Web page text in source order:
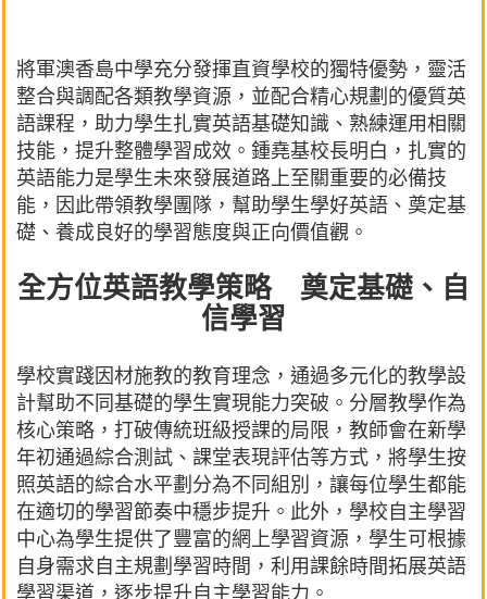
將軍澳香島中學充分發揮直資學校的獨特優勢，靈活
整合與調配各類教學資源，並配合精心規劃的優質英
語課程，助力學生扎實英語基礎知識、熟練運用相關
技能，提升整體學習成效。鍾堯基校長明白，扎實的
英語能力是學生未來發展道路上至關重要的必備技
能，因此帶領教學團隊，幫助學生學好英語、奠定基
礎、養成良好的學習態度與正向價值觀。
全方位英語教學策略 奠定基礎、自
信學習
學校實踐因材施教的教育理念，通過多元化的教學設
計幫助不同基礎的學生實現能力突破。分層教學作為
核心策略，打破傳統班級授課的局限，教師會在新學
年初通過綜合測試、課堂表現評估等方式，將學生按
照英語的綜合水平劃分為不同組別，讓每位學生都能
在適切的學習節奏中穩步提升。此外，學校自主學習
中心為學生提供了豐富的網上學習資源，學生可根據
自身需求自主規劃學習時間，利用課餘時間拓展英語
學習渠道，逐步提升自主學習能力。